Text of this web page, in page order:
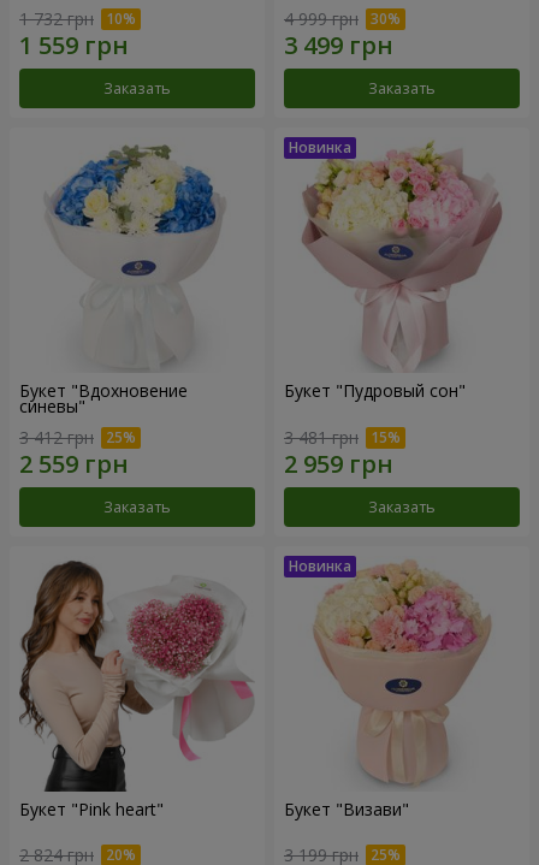
1 732 грн
Заказать
4 999 грн
Заказать
Букет "Вдохновение
синевы"
3 412 грн
Заказать
Букет "Пудровый сон"
3 481 грн
Заказать
Букет "Pink heart"
2 824 грн
Букет "Визави"
3 199 грн